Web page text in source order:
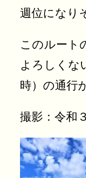
週位になり
このルート
よろしくな
時）の通行
撮影：令和